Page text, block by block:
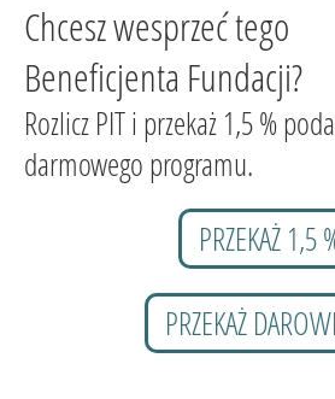
Chcesz wesprzeć tego
Beneficjenta Fundacji?
Rozlicz PIT i przekaż 1,5 %
darmowego programu.
PRZEKAŻ 1,5
PRZEKAŻ